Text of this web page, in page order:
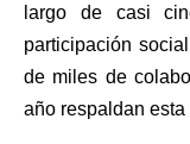
largo de casi
participación
de miles de
año respaldan